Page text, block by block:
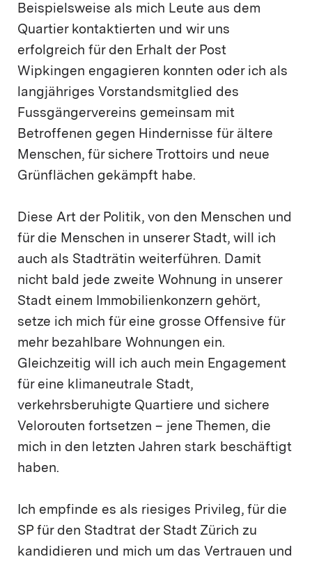
Beispielsweise als mich Leute aus dem
Quartier kontaktierten und wir uns
erfolgreich für den Erhalt der Post
Wipkingen engagieren konnten oder ich als
langjähriges Vorstandsmitglied des
Fussgängervereins gemeinsam mit
Betroffenen gegen Hindernisse für ältere
Menschen, für sichere Trottoirs und neue
Grünflächen gekämpft habe.
Diese Art der Politik, von den Menschen und
für die Menschen in unserer Stadt, will ich
auch als Stadträtin weiterführen. Damit
nicht bald jede zweite Wohnung in unserer
Stadt einem Immobilienkonzern gehört,
setze ich mich für eine grosse Offensive für
mehr bezahlbare Wohnungen ein.
Gleichzeitig will ich auch mein Engagement
für eine klimaneutrale Stadt,
verkehrsberuhigte Quartiere und sichere
Velorouten fortsetzen – jene Themen, die
mich in den letzten Jahren stark beschäftigt
haben.
Ich empfinde es als riesiges Privileg, für die
SP für den Stadtrat der Stadt Zürich zu
kandidieren und mich um das Vertrauen und